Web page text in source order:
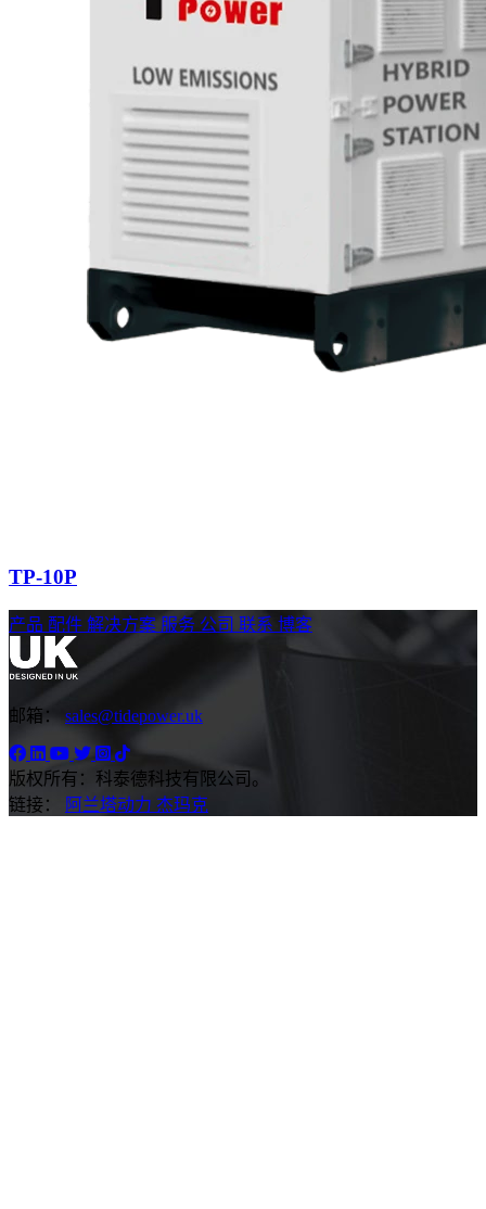
TP-10P
产品 配件 解决方案 服务 公司 联系 博客
邮箱： sales@tidepower.uk
版权所有：科泰德科技有限公司。
链接：
阿兰塔动力 杰玛克